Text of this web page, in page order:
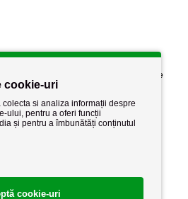
Politica de confidențialitate
Termeni si conditii
cookie-uri
si analiza informații despre
ului, pentru a oferi funcții
și pentru a îmbunătăți conținutul
cookie-uri